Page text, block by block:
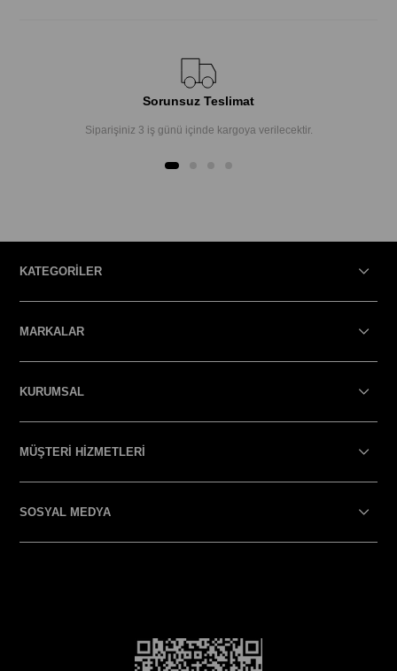
Sorunsuz Teslimat
Siparişiniz 3 iş günü içinde kargoya verilecektir.
KATEGORİLER
MARKALAR
KURUMSAL
MÜŞTERİ HİZMETLERİ
SOSYAL MEDYA